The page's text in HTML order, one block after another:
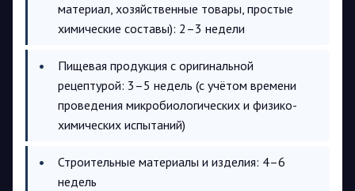
материал, хозяйственные товары, простые
химические составы): 2–3 недели
Пищевая продукция с оригинальной
рецептурой: 3–5 недель (с учётом времени
проведения микробиологических и физико-
химических испытаний)
Строительные материалы и изделия: 4–6
недель